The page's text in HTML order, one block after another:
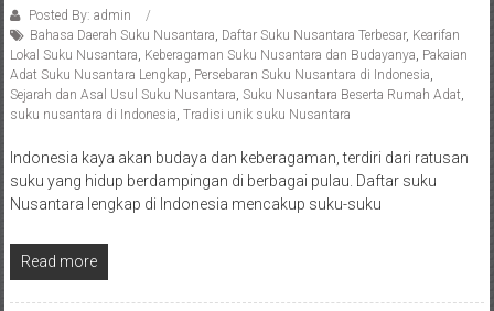
Posted By: admin
Bahasa Daerah Suku Nusantara, Daftar Suku Nusantara Terbesar, Kearifan
Lokal Suku Nusantara, Keberagaman Suku Nusantara dan Budayanya, Pakaian
Adat Suku Nusantara Lengkap, Persebaran Suku Nusantara di Indonesia,
Sejarah dan Asal Usul Suku Nusantara, Suku Nusantara Beserta Rumah Adat,
suku nusantara di Indonesia, Tradisi unik suku Nusantara
Indonesia kaya akan budaya dan keberagaman, terdiri dari ratusan
suku yang hidup berdampingan di berbagai pulau. Daftar suku
Nusantara lengkap di Indonesia mencakup suku-suku
Read more